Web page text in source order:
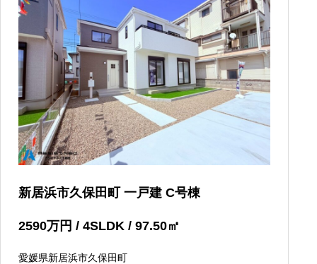
新居浜市久保田町 一戸建 C号棟
2590万円 / 4SLDK / 97.50㎡
愛媛県新居浜市久保田町